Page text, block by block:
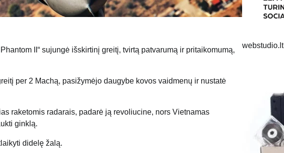
II“ sujungė išskirtinį greitį, tvirtą patvarumą ir pritaikomumą,
per 2 Machą, pasižymėjo daugybe kovos vaidmenų ir nustatė
raketomis radarais, padarė ją revoliucine, nors Vietnamas
ginklą.
didelę žalą.
webstudio.lt